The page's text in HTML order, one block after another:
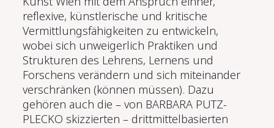
reflexive, künstlerische und kritische
Vermittlungsfähigkeiten zu entwickeln,
wobei sich unweigerlich Praktiken und
Strukturen des Lehrens, Lernens und
Forschens verändern und sich miteinander
verschränken (können müssen). Dazu
gehören auch die – von BARBARA PUTZ-
PLECKO skizzierten – drittmittelbasierten